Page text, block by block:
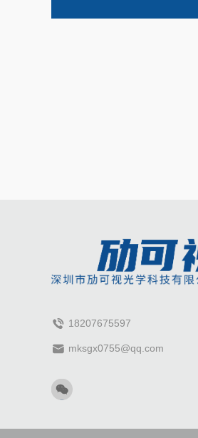
18207675597
mksgx0755@qq.com